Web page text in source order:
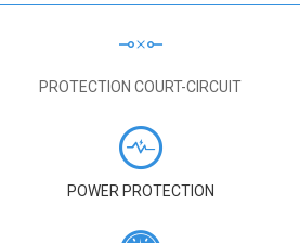
PROTECTION COURT-CIRCUIT
POWER PROTECTION